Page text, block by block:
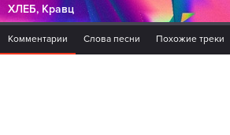
ХЛЕБ, Кравц
Комментарии Слова песни Похожие треки